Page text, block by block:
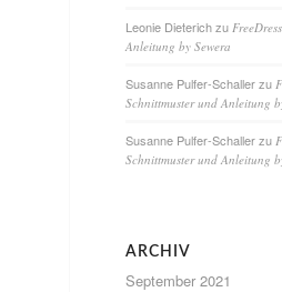
Leonie Dieterichzu
Anleitung by Sewera
Susanne Pulfer-Schallerzu
Schnittmuster und Anleitung
Susanne Pulfer-Schallerzu
Schnittmuster und Anleitung
ARCHIV
September 2021